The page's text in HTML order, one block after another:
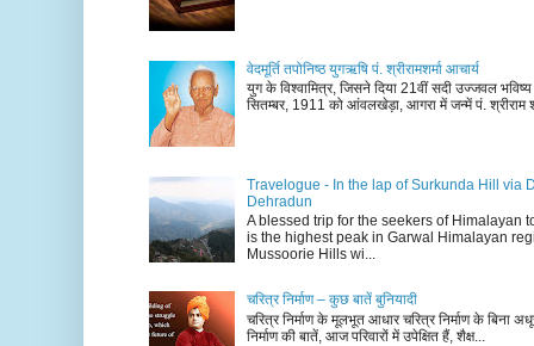
वेदमूर्ति तपोनिष्ठ युगऋषि पं. श्रीरामशर्मा आचार्य
युग के विश्वामित्र, जिसने दिया 21वीं सदी उज्जवल भविष्य
सितम्बर, 1911 को आंवलखेड़ा, आगरा में जन्में पं. श्रीराम
Travelogue - In the lap of Surkunda Hill via
Dehradun
A blessed trip for the seekers of Himalayan
is the highest peak in Garwal Himalayan
Mussoorie Hills wi...
चरित्र निर्माण – कुछ बातें बुनियादी
चरित्र निर्माण के मूलभूत आधार चरित्र निर्माण के बिना
निर्माण की बातें, आज परिवारों में उपेक्षित हैं, शैक्ष...